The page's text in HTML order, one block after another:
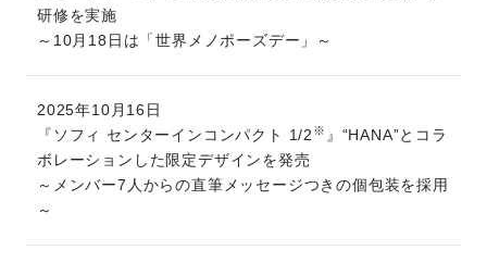
研修を実施
～10月18日は「世界メノポーズデー」～
2025年10月16日
『ソフィ センターインコンパクト 1/2 ※ 』“HANA”とコラ
ボレーションした限定デザインを発売
～メンバー7人からの直筆メッセージつきの個包装を採用
～